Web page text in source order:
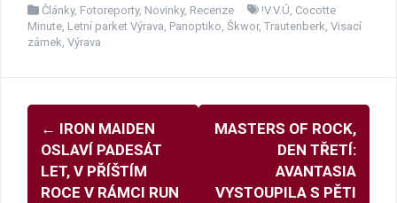
Články, Fotoreporty, Novinky, Recenze !V.V.Ú Cocotte
Minute Letní parket Výrava Panoptiko Škwor, Trautenberk Visací
zámek Výrava
Navigace
pro
příspěvky
← IRON MAIDEN
OSLAVÍ PADESÁT
LET, V PŘÍŠTÍM
ROCE V RÁMCI RUN
MASTERS OF ROCK,
DEN TŘETÍ:
AVANTASIA
VYSTOUPILA S PĚTI